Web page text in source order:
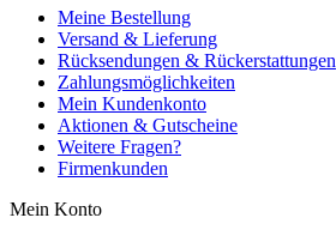
Meine Bestellung
Versand & Lieferung
Rücksendungen & Rückerstattungen
Zahlungsmöglichkeiten
Mein Kundenkonto
Aktionen & Gutscheine
Weitere Fragen?
Firmenkunden
Mein Konto